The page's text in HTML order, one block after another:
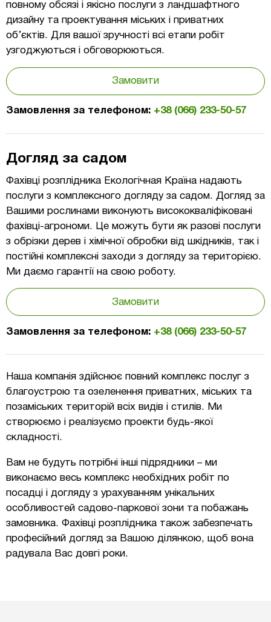
Наша компанія здійснює повний комплекс послуг з
благоустрою та озеленення приватних, міських та
позаміських територій всіх видів і стилів. Ми
створюємо і реалізуємо проекти будь-якої
складності.
Вам не будуть потрібні інші підрядники – ми
виконаємо весь комплекс необхідних робіт по
посадці і догляду з урахуванням унікальних
особливостей садово-паркової зони та побажань
замовника. Фахівці розплідника також забезпечать
професійний догляд за Вашою ділянкою, щоб вона
радувала Вас довгі роки.
повному обсязі і якісно послуги з ландшафтного
дизайну та проектування міських і приватних
об’єктів. Для вашої зручності всі етапи робіт
узгоджуються і обговорюються.
Замовити
Замовлення за телефоном: +38 (066) 233-50-57
Догляд за садом
Фахівці розплідника Екологічная Країна надають
послуги з комплексного догляду за садом. Догляд за
Вашими рослинами виконують висококваліфіковані
фахівці-агрономи. Це можуть бути як разові послуги
з обрізки дерев і хімічної обробки від шкідників, так і
постійні комплексні заходи з догляду за територією.
Ми даємо гарантії на свою роботу.
Замовити
Замовлення за телефоном: +38 (066) 233-50-57